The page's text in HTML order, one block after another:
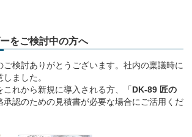
をご検討中の方へ
ご検討ありがとうございます。社内の稟議時に
ました。
れから新規に導入される方、「DK-89 匠の
承認のための見積書が必要な場合にご活用くだ